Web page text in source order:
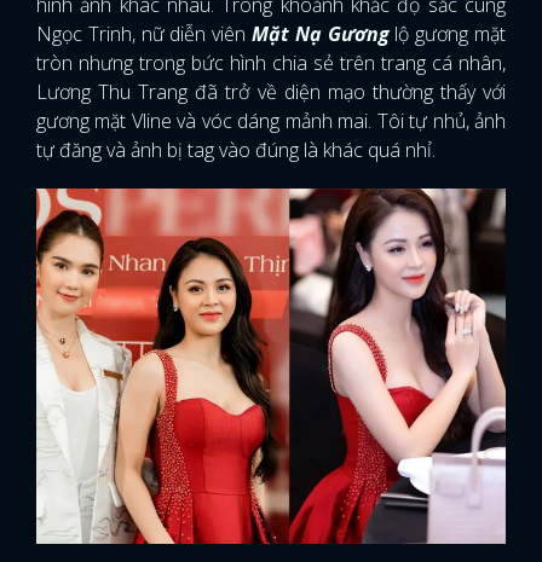
hình ảnh khác nhau. Trong khoảnh khắc đọ sắc cùng
Ngọc Trinh, nữ diễn viên Mặt Nạ Gươnglộ gương mặt
tròn nhưng trong bức hình chia sẻ trên trang cá nhân,
Lương Thu Trang đã trở về diện mạo thường thấy với
gương mặt Vline và vóc dáng mảnh mai. Tôi tự nhủ, ảnh
tự đăng và ảnh bị tag vào đúng là khác quá nhỉ.